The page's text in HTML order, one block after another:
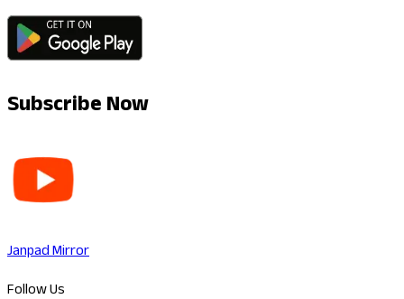
Subscribe Now
Janpad Mirror
Follow Us